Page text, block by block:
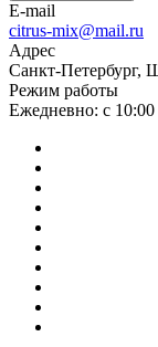
E-mail
citrus-mix@mail.ru
Адрес
Санкт-Петербург,
Режим работы
Ежедневно: с 10:00